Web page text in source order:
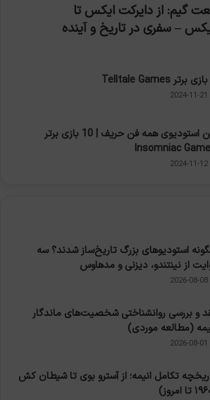
گیم: از دایرکت ایکس تا
– سفری در تاریخ و آینده
2024-11-21
این استودیوی همه فن حریف | 10 بازی برتر
Insomniac
2024-11-12
استودیوهای بزرگ تاریخ‌ساز شدند؟ سه
از نینتندو، دیزنی و مدهاوس
2026-08-08
و بررسی روانشناختی شخصیت‌های ماندگار
(مطالعه موردی)
2026-08-01
تکامل انیمه؛ از آسترو بوی تا شیطان کش